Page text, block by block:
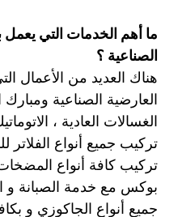
ما أهم الخدمات التي
الصناعية ؟
هناك العديد من الأعمال
العارضية الصناعية
الغسالات العادية ،
تركيب جميع أنواع الفلاتر
تركيب كافة أنواع
بوكس مع خدمة الصبانة و
جميع أنواع الجاكوزي و